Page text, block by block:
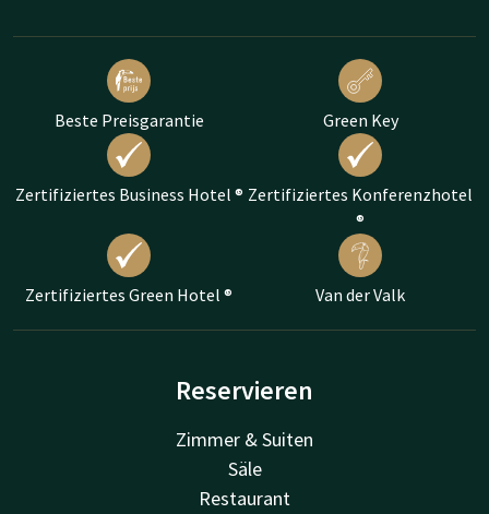
Beste Preisgarantie Green Key
Zertifiziertes Business Hotel ® Zertifiziertes Konferenzhotel
®
Zertifiziertes Green Hotel ® Van der Valk
Reservieren
Zimmer & Suiten
Säle
Restaurant